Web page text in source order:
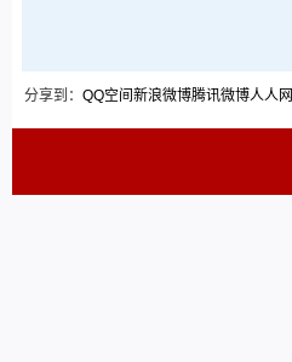
分享到： QQ空间 新浪微博腾讯微博人人网